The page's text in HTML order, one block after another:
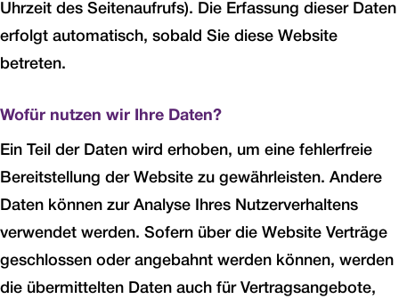
Uhrzeit des Seitenaufrufs). Die Erfassung dieser Daten
erfolgt automatisch, sobald Sie diese Website
betreten.
Wofür nutzen wir Ihre Daten?
Ein Teil der Daten wird erhoben, um eine fehlerfreie
Bereitstellung der Website zu gewährleisten. Andere
Daten können zur Analyse Ihres Nutzerverhaltens
verwendet werden. Sofern über die Website Verträge
geschlossen oder angebahnt werden können, werden
die übermittelten Daten auch für Vertragsangebote,